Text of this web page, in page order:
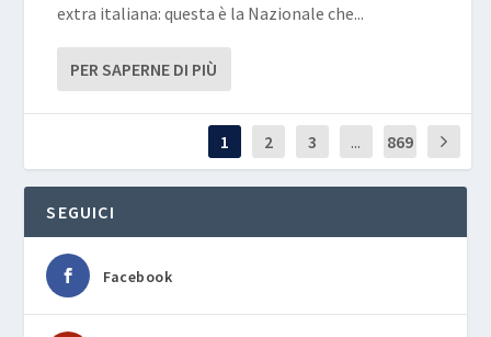
extra italiana: questa è la Nazionale che...
PER SAPERNE DI PIÙ
1 2 3 ... 869
SEGUICI
Facebook